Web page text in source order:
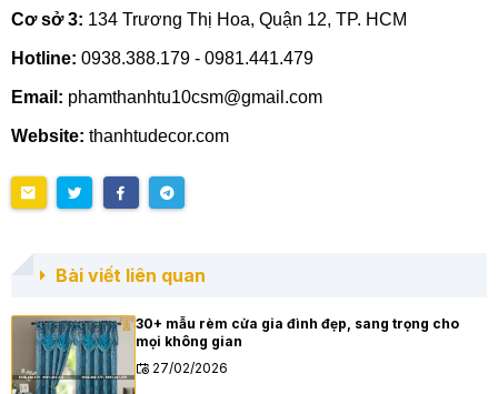
Cơ sở 3: 134 Trương Thị Hoa, Quận 12, TP. HCM
Hotline: 0938.388.179 - 0981.441.479
Email: phamthanhtu10csm@gmail.com
Website: thanhtudecor.com
Bài viết liên quan
30+ mẫu rèm cửa gia đình đẹp, sang trọng cho
mọi không gian
27/02/2026